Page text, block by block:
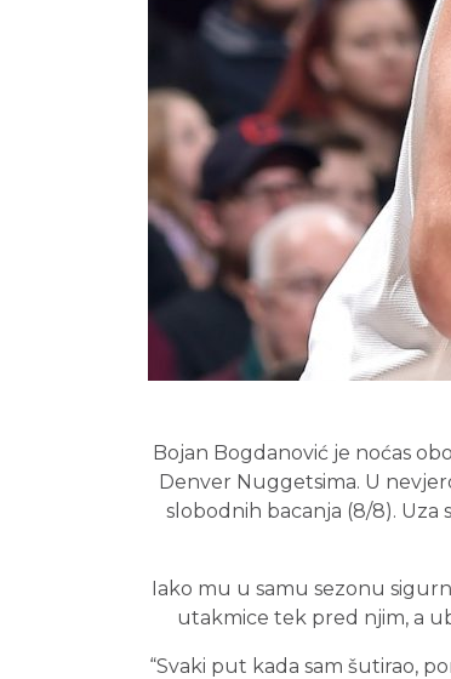
Bojan Bogdanović je noćas
Denver Nuggetsima. U
slobodnih bacanja (8/8). Uza
Iako mu u samu sezonu
utakmice tek pred njim, a
“Svaki put kada sam šutirao,